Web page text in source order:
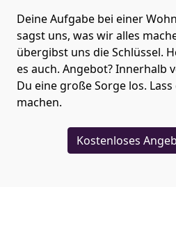
Deine Aufgabe bei einer
sagst uns, was wir alles
übergibst uns die Schlüssel.
es auch. Angebot? Innerhalb
Du eine große Sorge los.
machen.
Kostenloses